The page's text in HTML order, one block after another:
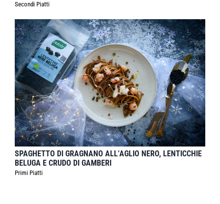
Secondi Piatti
SPAGHETTO DI GRAGNANO ALL’AGLIO NERO, LENTICCHIE
BELUGA E CRUDO DI GAMBERI
Primi Piatti